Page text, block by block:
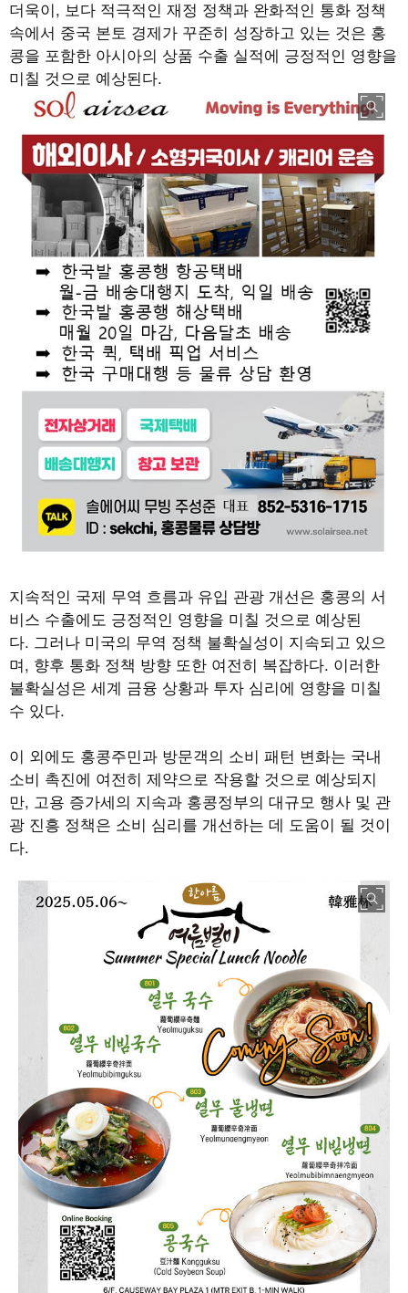
더욱이, 보다 적극적인 재정 정책과 완화적인 통화 정책
속에서 중국 본토 경제가 꾸준히 성장하고 있는 것은 홍
콩을 포함한 아시아의 상품 수출 실적에 긍정적인 영향을
미칠 것으로 예상된다.
지속적인 국제 무역 흐름과 유입 관광 개선은 홍콩의 서
비스 수출에도 긍정적인 영향을 미칠 것으로 예상된
다. 그러나 미국의 무역 정책 불확실성이 지속되고 있으
며, 향후 통화 정책 방향 또한 여전히 복잡하다. 이러한
불확실성은 세계 금융 상황과 투자 심리에 영향을 미칠
수 있다.
이 외에도 홍콩주민과 방문객의 소비 패턴 변화는 국내
소비 촉진에 여전히 제약으로 작용할 것으로 예상되지
만, 고용 증가세의 지속과 홍콩정부의 대규모 행사 및 관
광 진흥 정책은 소비 심리를 개선하는 데 도움이 될 것이
다.